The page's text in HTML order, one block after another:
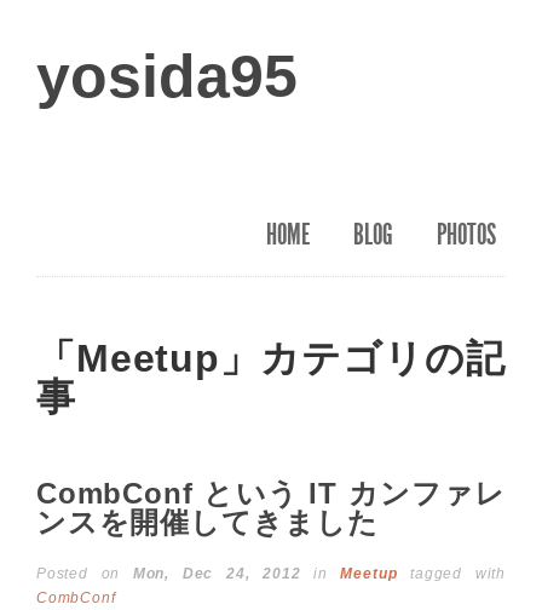
yosida95
HOME BLOG PHOTOS
「Meetup」カテゴリの記
事
CombConf という IT カンファレ
ンスを開催してきました
Posted on Mon, Dec 24, 2012 in Meetup tagged with
CombConf